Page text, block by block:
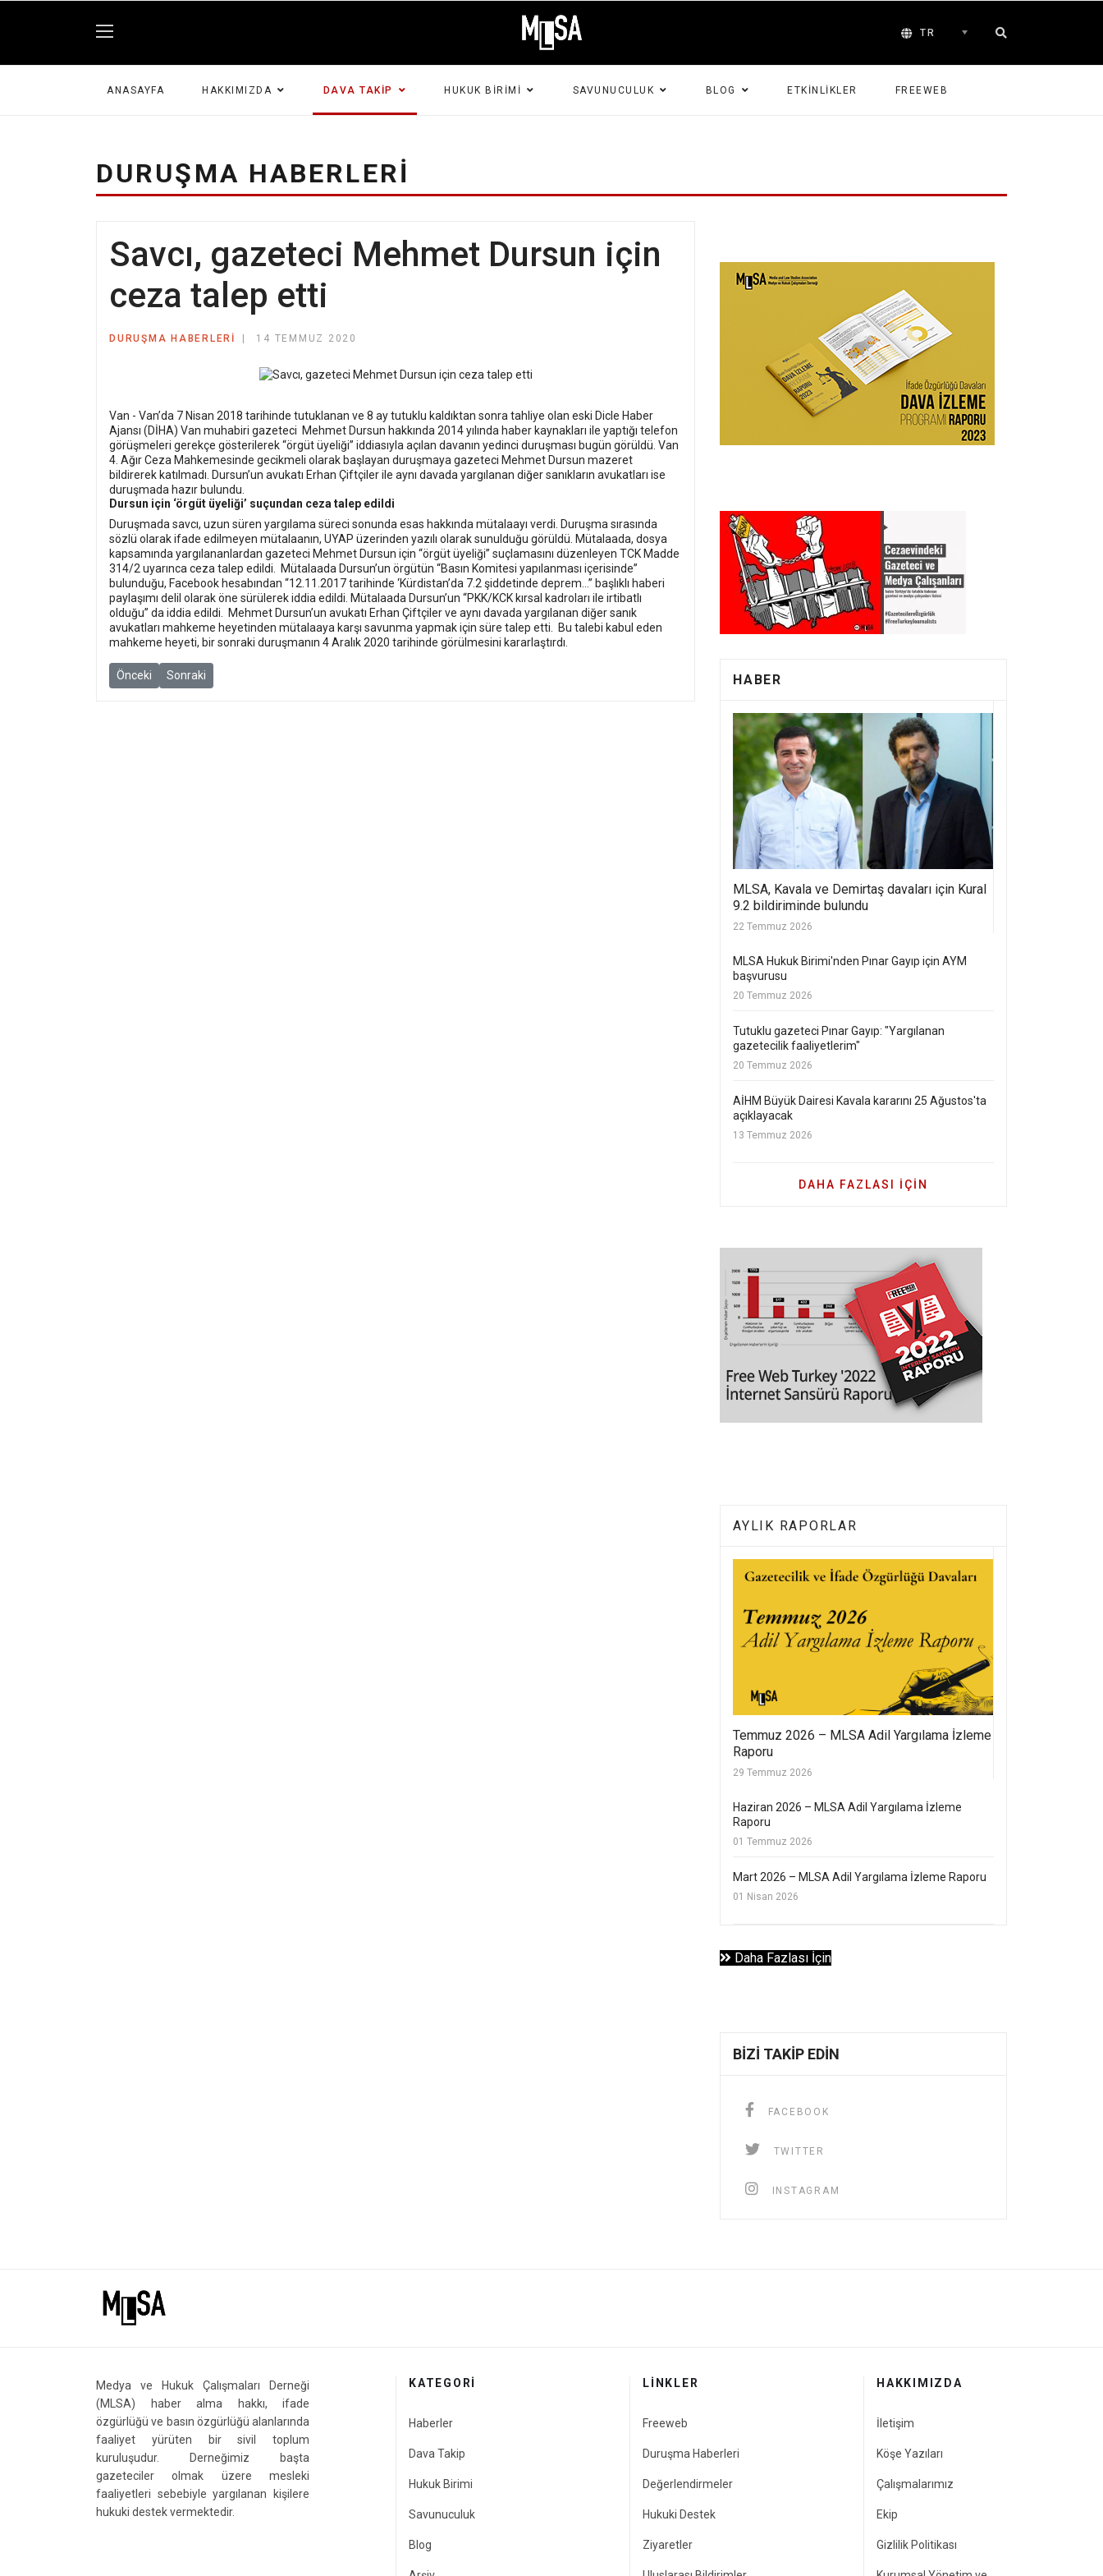
TR
ANASAYFA HAKKIMIZDA DAVA TAKIP HUKUK BIRIMI SAVUNUCULUK BLOG ETKINLIKLER FREEWEB
DURUŞMA HABERLERI
Savcı, gazeteci Mehmet Dursun için
ceza talep etti
DURUŞMA HABERLERI 14 TEMMUZ 2020
Van - Van’da 7 Nisan 2018 tarihinde tutuklanan ve 8 ay tutuklu kaldıktan sonra tahliye olan eski Dicle Haber
Ajansı (DİHA) Van muhabiri gazeteci Mehmet Dursun hakkında 2014 yılında haber kaynakları ile yaptığı telefon
görüşmeleri gerekçe gösterilerek “örgüt üyeliği” iddiasıyla açılan davanın yedinci duruşması bugün görüldü. Van
4. Ağır Ceza Mahkemesinde gecikmeli olarak başlayan duruşmaya gazeteci Mehmet Dursun mazeret
bildirerek katılmadı. Dursun’un avukatı Erhan Çiftçiler ile aynı davada yargılanan diğer sanıkların avukatları ise
duruşmada hazır bulundu.
Dursun için ‘örgüt üyeliği’ suçundan ceza talep edildi
Duruşmada savcı, uzun süren yargılama süreci sonunda esas hakkında mütalaayı verdi. Duruşma sırasında
sözlü olarak ifade edilmeyen mütalaanın, UYAP üzerinden yazılı olarak sunulduğu görüldü. Mütalaada, dosya
kapsamında yargılananlardan gazeteci Mehmet Dursun için “örgüt üyeliği” suçlamasını düzenleyen TCK Madde
314/2 uyarınca ceza talep edildi. Mütalaada Dursun’un örgütün “Basın Komitesi yapılanması içerisinde”
bulunduğu, Facebook hesabından “12.11.2017 tarihinde ‘Kürdistan’da 7.2 şiddetinde deprem…” başlıklı haberi
paylaşımı delil olarak öne sürülerek iddia edildi. Mütalaada Dursun’un “PKK/KCK kırsal kadroları ile irtibatlı
olduğu” da iddia edildi. Mehmet Dursun’un avukatı Erhan Çiftçiler ve aynı davada yargılanan diğer sanık
avukatları mahkeme heyetinden mütalaaya karşı savunma yapmak için süre talep etti. Bu talebi kabul eden
mahkeme heyeti, bir sonraki duruşmanın 4 Aralık 2020 tarihinde görülmesini kararlaştırdı.
Önceki makale: Gazeteci Deniz Yücel’e 2 yıl 9 ay hapis cezası
Önceki Sonraki makale: Hakan Aygün’ün “Ey IBAN edenler” davası Ekim’e ertelendi
Sonraki HABER
MLSA, Kavala ve Demirtaş davaları için Kural
9.2 bildiriminde bulundu
22 Temmuz 2026
MLSA Hukuk Birimi'nden Pınar Gayıp için AYM
başvurusu
20 Temmuz 2026
Tutuklu gazeteci Pınar Gayıp: "Yargılanan
gazetecilik faaliyetlerim"
20 Temmuz 2026
AİHM Büyük Dairesi Kavala kararını 25 Ağustos'ta
açıklayacak
13 Temmuz 2026
DAHA FAZLASI IÇIN
AYLIK RAPORLAR
Temmuz 2026 – MLSA Adil Yargılama İzleme
Raporu
29 Temmuz 2026
Haziran 2026 – MLSA Adil Yargılama İzleme
Raporu
01 Temmuz 2026
Mart 2026 – MLSA Adil Yargılama İzleme Raporu
01 Nisan 2026
Daha Fazlası İçin
BIZI TAKIP EDIN
FACEBOOK
TWITTER
INSTAGRAM
Medya ve Hukuk Çalışmaları Derneği
(MLSA) haber alma hakkı, ifade
özgürlüğü ve basın özgürlüğü alanlarında
faaliyet yürüten bir sivil toplum
kuruluşudur. Derneğimiz başta
gazeteciler olmak üzere mesleki
faaliyetleri sebebiyle yargılanan kişilere
hukuki destek vermektedir.
KATEGORI
Haberler
Dava Takip
Hukuk Birimi
Savunuculuk
Blog
LINKLER
Freeweb
Duruşma Haberleri
Değerlendirmeler
Hukuki Destek
Ziyaretler
HAKKIMIZDA
İletişim
Köşe Yazıları
Çalışmalarımız
Ekip
Gizlilik Politikası